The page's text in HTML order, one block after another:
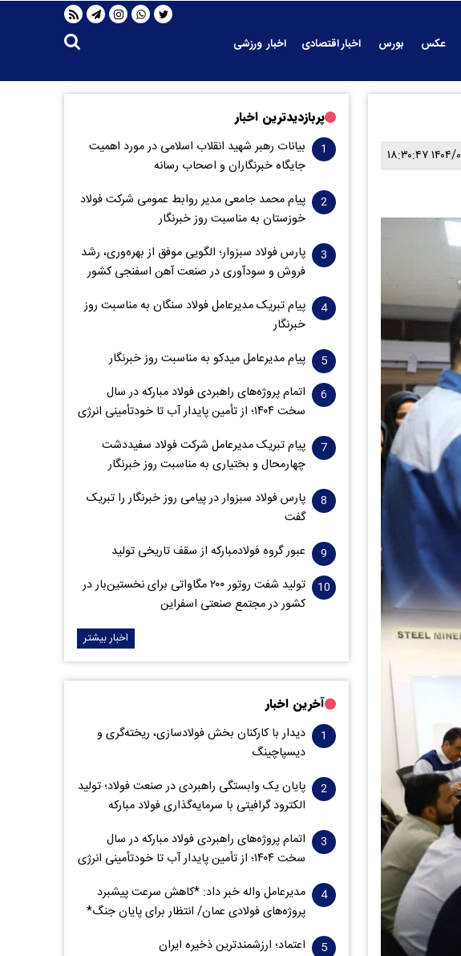
عکس بورس اخبار اقتصادی
اخبار ورزشی
پربازدیدترین اخبار
بیانات رهبر شهید انقلاب اسلامی در مورد اهمیت
جایگاه خبرنگاران و اصحاب رسانه
پیام محمد جامعی مدیر روابط عمومی شرکت فولاد
خوزستان به مناسبت روز خبرنگار
پارس فولاد سبزوار؛ الگویی موفق از بهره‌وری، رشد
فروش و سود‌آوری در صنعت آهن اسفنجی کشور
پیام تبریک مدیرعامل فولاد سنگان به مناسبت روز
خبرنگار
پیام مدیرعامل میدکو به مناسبت روز خبرنگار
اتمام پروژه‌های راهبردی فولاد مبارکه در سال
سخت ۱۴۰۴؛ از تأمین پایدار آب تا خودتأمینی انرژی
پیام تبریک مدیرعامل شرکت فولاد سفیددشت
چهارمحال و بختیاری به مناسبت روز خبرنگار
پارس فولاد سبزوار در پیامی روز خبرنگار را تبریک
گفت
عبور گروه فولادمبارکه از سقف تاریخی تولید
تولید شفت روتور ۲۰۰ مگاواتی برای نخستین‌بار در
کشور در مجتمع صنعتی اسفراین
اخبار بیشتر
آخرین اخبار
دیدار با کارکنان بخش فولادسازی، ریخته‌گری و
دیسپاچینگ
پایان یک وابستگی راهبردی در صنعت فولاد؛ تولید
الکترود گرافیتی با سرمایه‌گذاری فولاد مبارکه
اتمام پروژه‌های راهبردی فولاد مبارکه در سال
سخت ۱۴۰۴؛ از تأمین پایدار آب تا خودتأمینی انرژی
مدیرعامل واله خبر داد: *کاهش سرعت پیشبرد
پروژه‌های فولادی عمان/ انتظار برای پایان جنگ*
اعتماد؛ ارزشمندترین ذخیره ایران